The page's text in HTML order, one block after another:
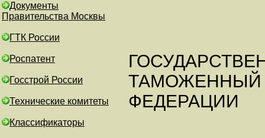
Документы
Правительства Москвы
ГТК России
Роспатент
Госстрой России
Технические комитеты
Классификаторы
ТАМОЖЕННЫЙ
ФЕДЕРАЦИИ